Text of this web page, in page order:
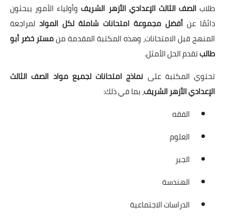
طلابالصف الثالث الإعدادي الأزهر الشريفوأولياء الأمور يبحثون
دائمًا عنأفضل مجموعة امتحانات شاملة لكل الموادلمراجعة
المنهج قبل الامتحانات، وهذه المكتبة المقدمة منمستر خضر أبو
طالبتقدم الحل الأمثل.
تحتوي المكتبة على نماذج امتحانات لجميع مواد الصف الثالث
الإعدادي الأزهر الشريف، بما في ذلك:
الفقه
العلوم
الجبر
الهندسة
الدراسات الاجتماعية